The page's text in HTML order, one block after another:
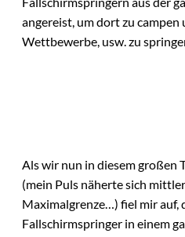
angereist, um dort zu
Wettbewerbe, usw. zu
Als wir nun in diesem großen
(mein Puls näherte sich
Maximalgrenze…) fiel mir auf,
Fallschirmspringer in einem